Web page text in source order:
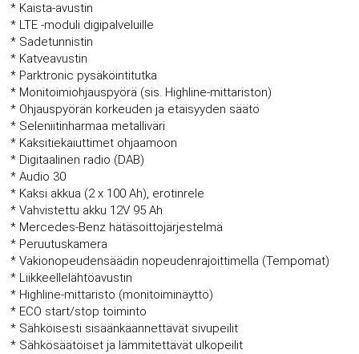
* Kaista-avustin
* LTE -moduli digipalveluille
* Sadetunnistin
* Katveavustin
* Parktronic pysäköintitutka
* Monitoimiohjauspyörä (sis. Highline-mittariston)
* Ohjauspyörän korkeuden ja etäisyyden säätö
* Seleniitinharmaa metalliväri
* Kaksitiekaiuttimet ohjaamoon
* Digitaalinen radio (DAB)
* Audio 30
* Kaksi akkua (2 x 100 Ah), erotinrele
* Vahvistettu akku 12V 95 Ah
* Mercedes-Benz hätäsoittojärjestelmä
* Peruutuskamera
* Vakionopeudensäädin nopeudenrajoittimella (Tempomat)
* Liikkeellelähtöavustin
* Highline-mittaristo (monitoiminäyttö)
* ECO start/stop toiminto
* Sähköisesti sisäänkäännettävät sivupeilit
* Sähkösäätöiset ja lämmitettävät ulkopeilit